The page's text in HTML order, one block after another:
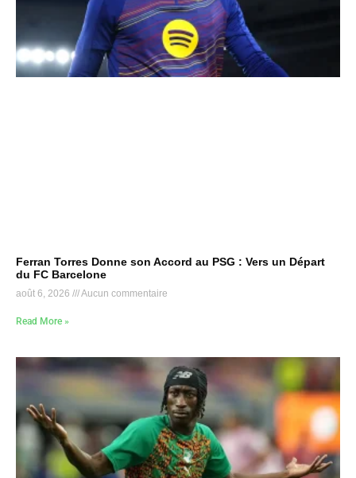
Ferran Torres Donne son Accord au PSG : Vers un Départ
du FC Barcelone
août 6, 2026 Aucun commentaire
Read More »